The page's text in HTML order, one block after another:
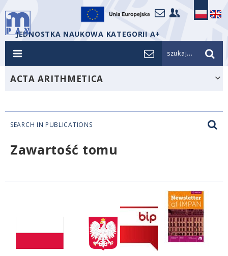
JEDNOSTKA NAUKOWA KATEGORII A+
szukaj...
ACTA ARITHMETICA
SEARCH IN PUBLICATIONS
Zawartość tomu